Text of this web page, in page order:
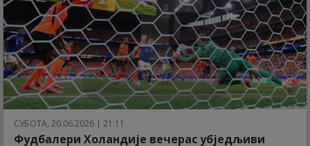
СУБОТА, 20.06.2026 | 21:11
Фудбалери Холандије вечерас убједљиви